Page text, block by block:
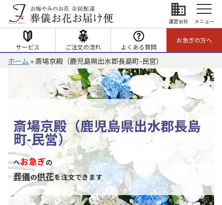
business
運営会社 メニュー
サービス ご注文の流れ よくある質問
お急ぎの方へ
ホーム » 斎場京殿（鹿児島県出水郡長島町-民営）
斎場京殿（鹿児島県出水郡長島
町-民営）
へお急ぎの
葬儀の供花を注文できます